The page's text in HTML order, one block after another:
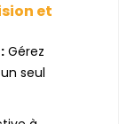
et
Gérez
seul